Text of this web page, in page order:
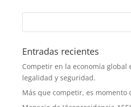
Entradas recientes
Competir en la economía global
legalidad y seguridad.
Más que competir, es momento